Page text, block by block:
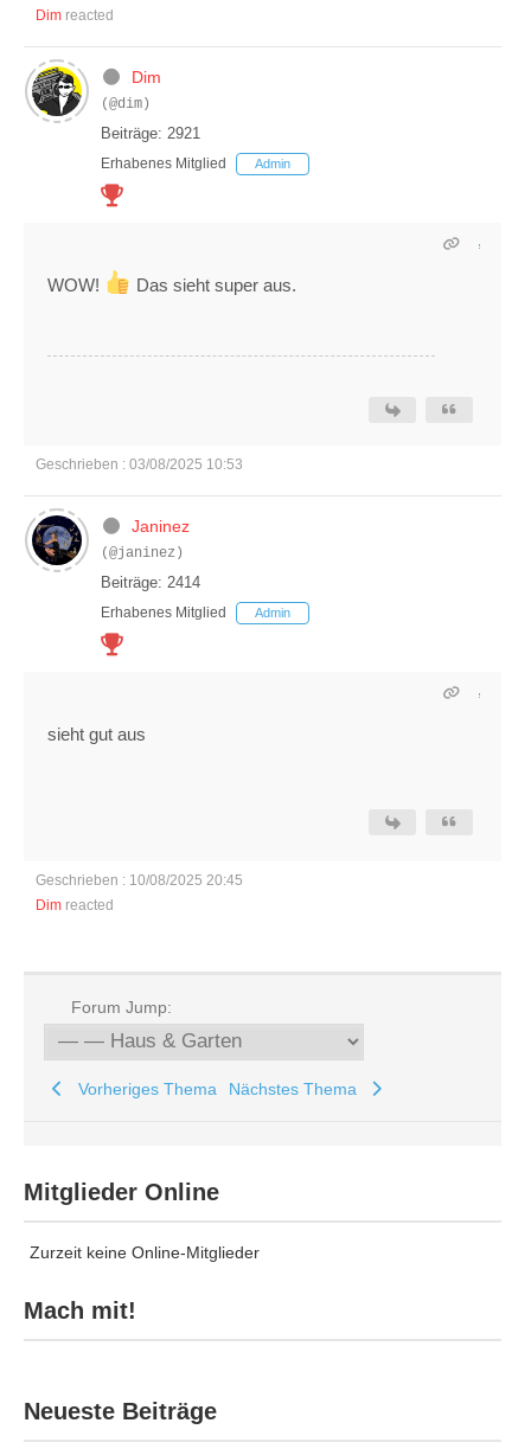
Dim reacted
Dim
(@dim)
Beiträge: 2921
Erhabenes Mitglied Admin
WOW! Das sieht super aus.
Geschrieben : 03/08/2025 10:53
Janinez
(@janinez)
Beiträge: 2414
Erhabenes Mitglied Admin
sieht gut aus
Geschrieben : 10/08/2025 20:45
Dim reacted
Forum Jump:
Vorheriges Thema Nächstes Thema
Mitglieder Online
Zurzeit keine Online-Mitglieder
Mach mit!
Neueste Beiträge